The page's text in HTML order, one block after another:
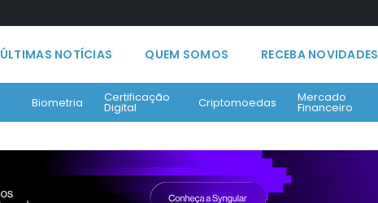
ÚLTIMAS NOTÍCIAS QUEM SOMOS RECEBA NOVIDADES
Biometria Certificação
Digital Criptomoedas Mercado
Financeiro